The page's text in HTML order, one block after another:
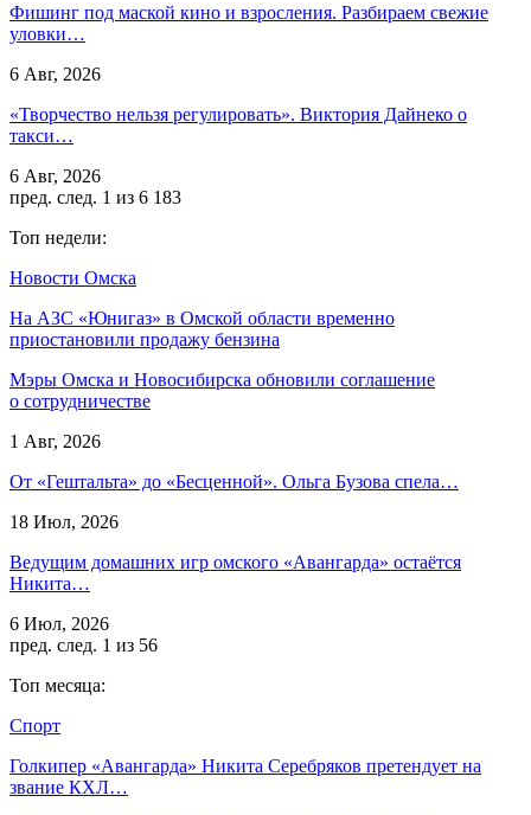
Фишинг под маской кино и взросления. Разбираем свежие
уловки…
6 Авг, 2026
«Творчество нельзя регулировать». Виктория Дайнеко о
такси…
6 Авг, 2026
пред. след. 1 из 6 183
Топ недели:
Новости Омска
На АЗС «Юнигаз» в Омской области временно
приостановили продажу бензина
Мэры Омска и Новосибирска обновили соглашение
о сотрудничестве
1 Авг, 2026
От «Гештальта» до «Бесценной». Ольга Бузова спела…
18 Июл, 2026
Ведущим домашних игр омского «Авангарда» остаётся
Никита…
6 Июл, 2026
пред. след. 1 из 56
Топ месяца:
Спорт
Голкипер «Авангарда» Никита Серебряков претендует на
звание КХЛ…